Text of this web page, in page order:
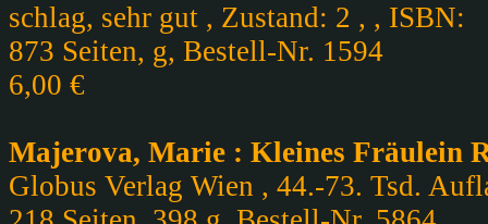
schlag, sehr gut , Zustand: 2 , , ISBN:
873 Seiten, g, Bestell-Nr. 1594
6,00 €
Majerova, Marie : Kleines Fräulein
Globus Verlag Wien , 44.-73. Tsd.